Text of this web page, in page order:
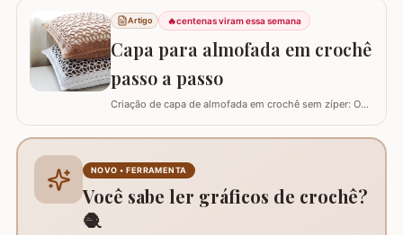
precisar colocar algo em cima. Para este trabalho
utilizei os fios Duna da Círculo S.A. Você pode utilizar os
fios Barroco maxcolor, Barroco…
Artigo 🔥centenas viram essa semana
Capa para almofada em crochê
passo a passo
Criação de capa de almofada em crochê sem zíper: O
prática para lavar e versátil, usando crochê com fio de
Materiais necessários para o projeto: São
imprescindíveis fio de algodão nº6, agulha de…
NOVO • FERRAMENTA
Você sabe ler gráficos de crochê?
🧶